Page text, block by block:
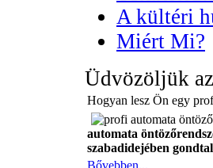
A kültéri
Miért Mi?
Üdvözöljük
Hogyan lesz Ön egy
automata
szabadidejében